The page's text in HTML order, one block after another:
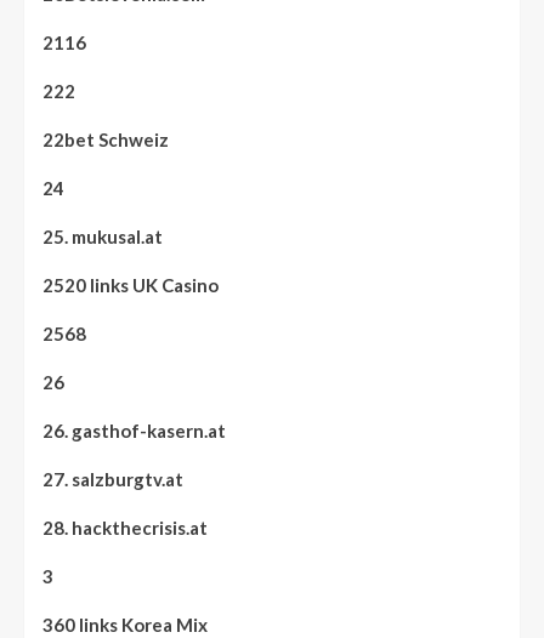
2116
222
22bet Schweiz
24
25. mukusal.at
2520 links UK Casino
2568
26
26. gasthof-kasern.at
27. salzburgtv.at
28. hackthecrisis.at
3
360 links Korea Mix